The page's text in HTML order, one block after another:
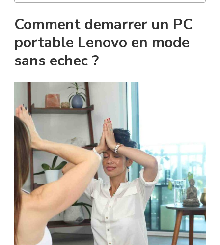
Comment demarrer un PC
portable Lenovo en mode
sans echec ?